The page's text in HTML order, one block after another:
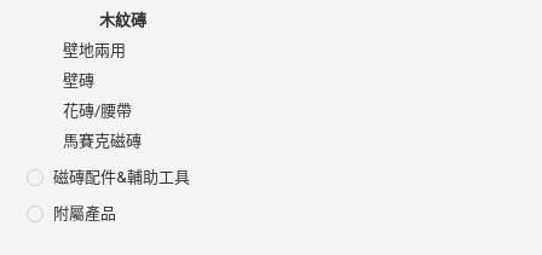
木紋磚
壁地兩用
壁磚
花磚/腰帶
馬賽克磁磚
磁磚配件&輔助工具
附屬產品